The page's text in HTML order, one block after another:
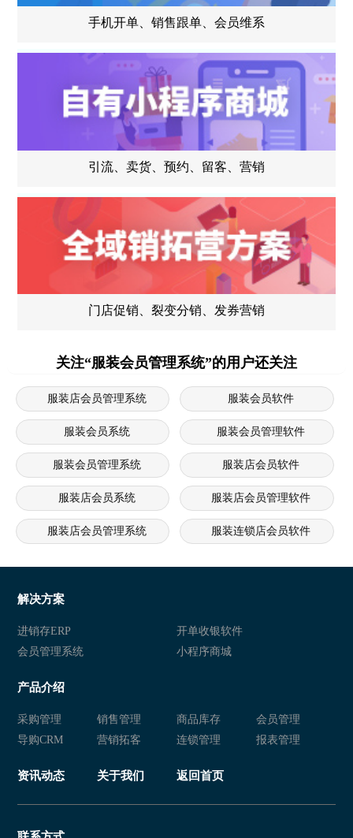
手机开单、销售跟单、会员维系
引流、卖货、预约、留客、营销
门店促销、裂变分销、发券营销
关注“服装会员管理系统”的用户还关注
服装店会员管理系统 服装会员软件
服装会员系统 服装会员管理软件
服装会员管理系统 服装店会员软件
服装店会员系统 服装店会员管理软件
服装店会员管理系统 服装连锁店会员软件
服装连锁店会员管理系统
服装行业会员系统 服装行业会员管理软件
服装会员系统
服装连锁店会员系统
解决方案
进销存ERP
开单收银软件
会员管理系统
小程序商城
产品介绍
采购管理 销售管理 商品库存
会员管理
导购CRM
营销拓客 连锁管理 报表管理
资讯动态 关于我们 返回首页